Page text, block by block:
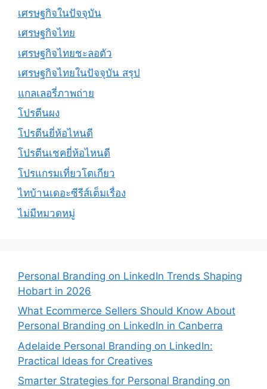
เศรษฐกิจในปัจจุบัน
เศรษฐกิจไทย
เศรษฐกิจไทยชะลอตัว
เศรษฐกิจไทยในปัจจุบัน สรุป
แกลเลอรี่ภาพถ่าย
โปรตีนผง
โปรตีนยี่ห้อไหนดี
โปรตีนเชคยี่ห้อไหนดี
โปรแกรมเที่ยวโตเกียว
ไทบ้านเดอะซีรีส์เต็มเรื่อง
ไม่มีหมวดหมู่
Personal Branding on LinkedIn Trends Shaping
Hobart in 2026
What Ecommerce Sellers Should Know About
Personal Branding on LinkedIn in Canberra
Adelaide Personal Branding on LinkedIn:
Practical Ideas for Creatives
Smarter Strategies for Personal Branding on